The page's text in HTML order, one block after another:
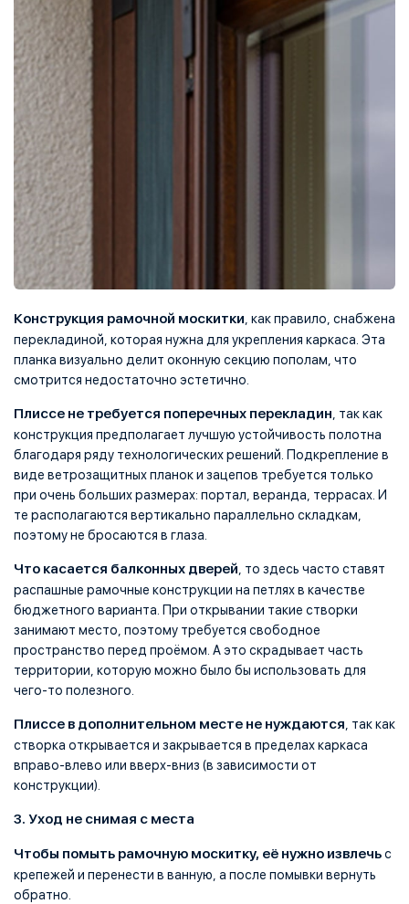
Конструкция рамочной москитки, как правило, снабжена
перекладиной, которая нужна для укрепления каркаса. Эта
планка визуально делит оконную секцию пополам, что
смотрится недостаточно эстетично.
Плиссе не требуется поперечных перекладин, так как
конструкция предполагает лучшую устойчивость полотна
благодаря ряду технологических решений. Подкрепление в
виде ветрозащитных планок и зацепов требуется только
при очень больших размерах: портал, веранда, террасах. И
те располагаются вертикально параллельно складкам,
поэтому не бросаются в глаза.
Что касается балконных дверей, то здесь часто ставят
распашные рамочные конструкции на петлях в качестве
бюджетного варианта. При открывании такие створки
занимают место, поэтому требуется свободное
пространство перед проёмом. А это скрадывает часть
территории, которую можно было бы использовать для
чего-то полезного.
Плиссе в дополнительном месте не нуждаются, так как
створка открывается и закрывается в пределах каркаса
вправо-влево или вверх-вниз (в зависимости от
конструкции).
3. Уход не снимая с места
Чтобы помыть рамочную москитку, её нужно извлечьс
крепежей и перенести в ванную, а после помывки вернуть
обратно.